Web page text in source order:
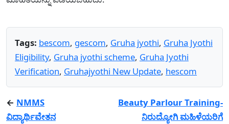
Tags: bescom, gescom, Gruha jyothi, Gruha Jyothi
Eligibility, Gruha jyothi scheme, Gruha Jyothi
Verification, Gruhajyothi New Update, hescom
← NMMS
ವಿದ್ಯಾರ್ಥಿವೇತನ
Beauty Parlour Training-
ನಿರುದ್ಯೋಗಿ ಮಹಿಳೆಯರಿಗೆ